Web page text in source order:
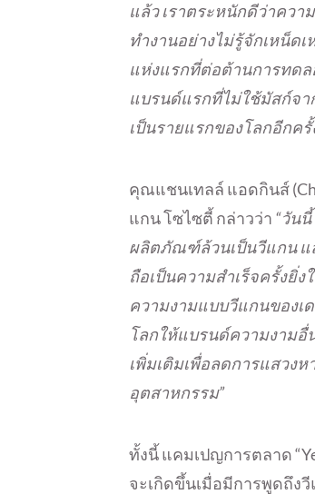
แล้ว เราตระหนักดีว่าคว
ทำงานอย่างไม่รู้จักเหน็ด
แห่งแรกที่ต่อต้านการทดล
แบรนด์แรกที่ไม่ใช้มัสก์จา
เป็นรายแรกของโลกอีกครั้
คุณแชนเทลล์ แอดกินส์
แกน โซไซตี้ กล่าวว่า “วัน
ผลิตภัณฑ์ล้วนเป็นวีแกน แ
ถือเป็นความสำเร็จครั้งยิ่
ความงามแบบวีแกนของเ
โลกให้แบรนด์ความงามอื่
เพิ่มเติมเพื่อลดการแสวง
อุตสาหกรรม”
ทั้งนี้ แคมเปญการตลาด
จะเกิดขึ้นเมื่อมีการพูดถึง